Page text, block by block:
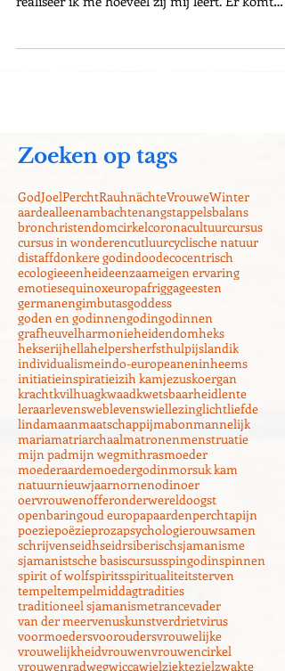
treurwilg die we dit jaar geplant hebben,
geen...
GodJoelPerchtRauhnächteVrouweWinter
aardealleenambachtenangstappelsbalans
bronchristendomcirkelcoronacultuurcursus
cursus in wonderencutluurcyclische natuur
distaffdonkere godindoodecocentrisch
ecologieeenheideenzaameigen ervaring
emotiesequinoxeuropafriggageesten
germanengimbutasgoddess
goden en godinnengodingodinnen
grafheuvelharmonieheidendomheks
hekserijhellahelpersherfsthulpijslandik
individualismeindo-europeaneninheems
initiatieinspiratieizih kamjezuskoergan
krachtkvilhuagkwaadkwetsbaarheidlente
leraarlevensweblevenswiellezinglichtliefde
linda maanmaatschappijmabonmannelijk
mariamatriarchaalmatronenmenstruatie
mijn padmijn wegmithrasmoeder
moederaardemoedergodinmorsuk kam
natuurnieuwjaarnornenodinoer
oervrouwenofferonderwereldoogst
openbaringoud europapaardenperchtapijn
poeziepoëzieprozapsychologierouwsamen
schrijvenseidhseidrsiberischsjamanisme
sjamanistsche basiscursusspingodin
spirit of wolfspiritsspiritualiteitsterven
tempeltempelmiddagtradities
traditioneel sjamanismetrancevader
van der meervenuskunstverdrietvirus
voormoedersvooroudersvrouwelijke